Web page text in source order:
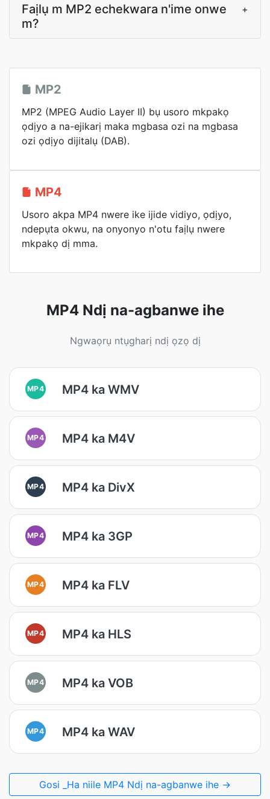
Faịlụ m MP2 echekwara n'ime onwe
m?
+
MP2
MP2 (MPEG Audio Layer II) bụ usoro mkpakọ
ọdịyo a na-ejikarị maka mgbasa ozi na mgbasa
ozi ọdịyo dijitalụ (DAB).
MP4
Usoro akpa MP4 nwere ike ijide vidiyo, ọdịyo,
ndepụta okwu, na onyonyo n'otu faịlụ nwere
mkpakọ dị mma.
MP4 Ndị na-agbanwe ihe
Ngwaọrụ ntụgharị ndị ọzọ dị
MP4 MP4 ka WMV
MP4 MP4 ka M4V
MP4 MP4 ka DivX
MP4 MP4 ka 3GP
MP4 MP4 ka FLV
MP4 MP4 ka HLS
MP4 MP4 ka VOB
MP4 MP4 ka WAV
Gosi _Ha niile MP4 Ndị na-agbanwe ihe →